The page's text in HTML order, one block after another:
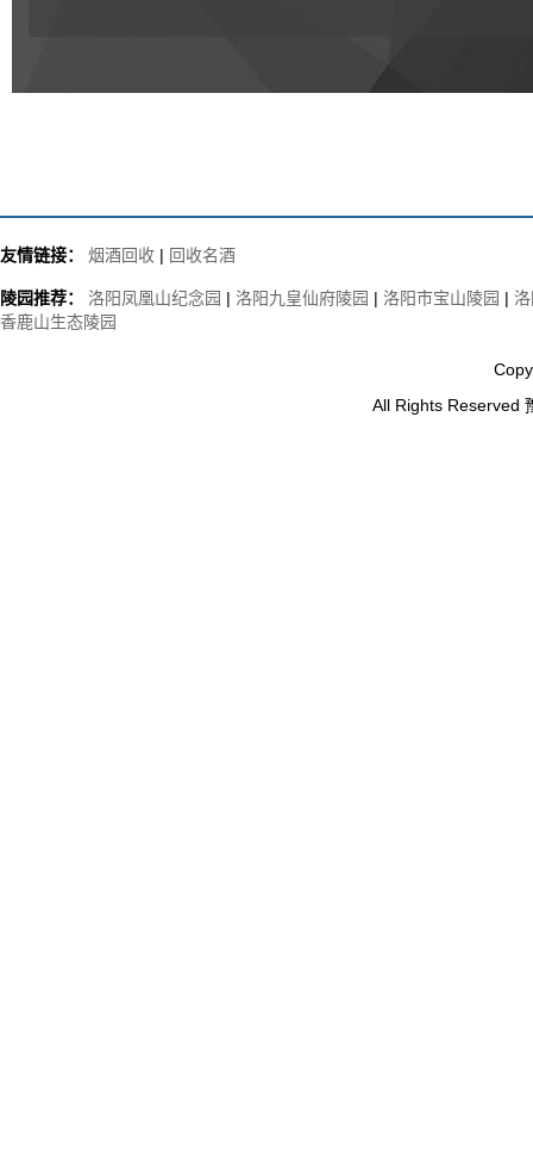
友情链接： 烟酒回收 | 回收名酒
陵园推荐： 洛阳凤凰山纪念园 | 洛阳九皇仙府陵园 | 洛阳市宝山陵园 |
香鹿山生态陵园
All Rights Reserved